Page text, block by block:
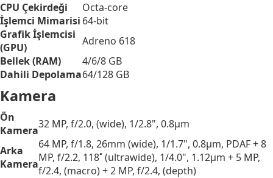
CPU Çekirdeği
Octa-core
İşlemci Mimarisi 64-bit
Grafik İşlemcisi
(GPU)
Adreno 618
Bellek (RAM)
4/6/8 GB
Dahili Depolama64/128 GB
Kamera
Ön
Kamera32 MP, f/2.0, (wide), 1/2.8", 0.8µm
Arka
Kamera
64 MP, f/1.8, 26mm (wide), 1/1.7", 0.8µm, PDAF + 8
MP, f/2.2, 118˚ (ultrawide), 1/4.0", 1.12µm + 5 MP,
f/2.4, (macro) + 2 MP, f/2.4, (depth)